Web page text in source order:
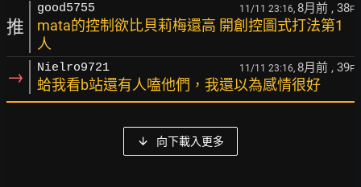
推
good5755 11/11 23:16, 8月前 , 38F
mata的控制欲比貝莉梅還高 開創控圖式打法第1
人
→ Nielro9721 11/11 23:16, 8月前 , 39F
蛤我看b站還有人嗑他們，我還以為感情很好
向下載入更多